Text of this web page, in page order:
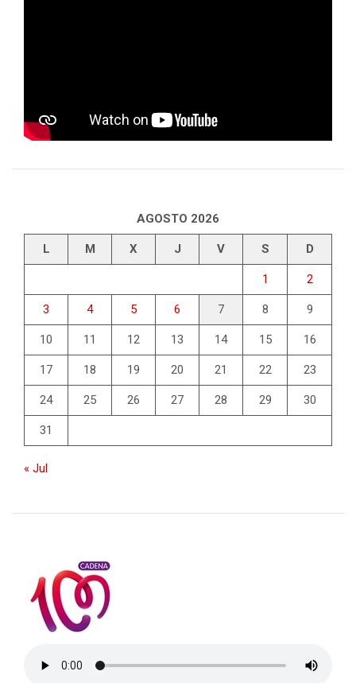
AGOSTO 2026
L M X J V S D
1 2
3 4 5 6 7 8 9
10 11 12 13 14 15 16
17 18 19 20 21 22 23
24 25 26 27 28 29 30
31
« Jul